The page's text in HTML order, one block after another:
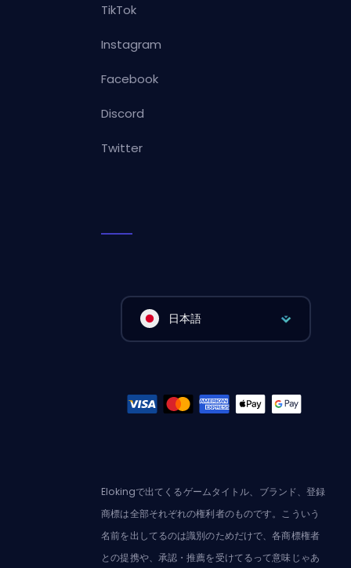
TikTok
Instagram
Facebook
Discord
Twitter
日本語
Elokingで出てくるゲームタイトル、ブランド、登録
商標は全部それぞれの権利者のものです。こういう
名前を出してるのは識別のためだけで、各商標権者
との提携や、承認・推薦を受けてるって意味じゃあ